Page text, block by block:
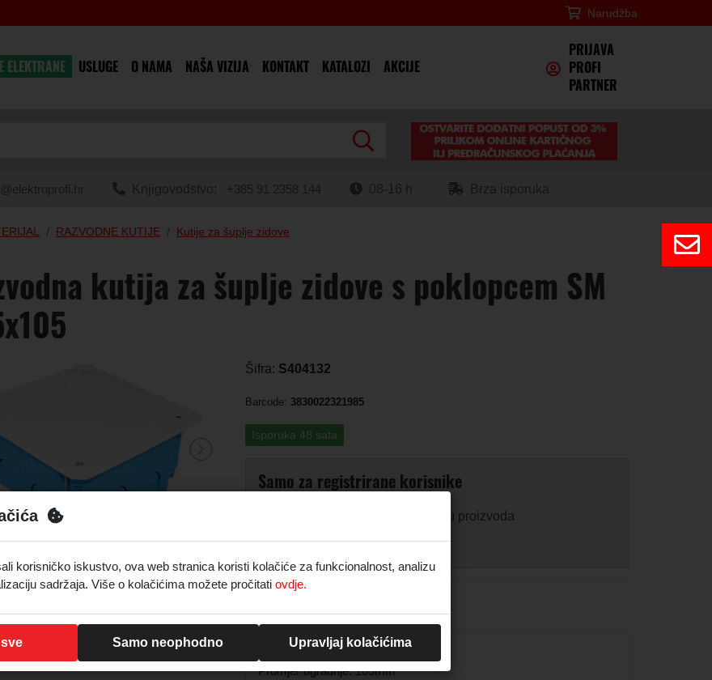
×
Narudžba
ELEKTRANE USLUGE O NAMA NAŠA VIZIJA KONTAKT KATALOZI AKCIJE
PRIJAVA
PROFI
PARTNER
Knjigovodstvo: +385 91 2358 144 08-16 h Brza isporuka
RAZVODNE KUTIJE Kutije za šuplje zidove
kutija za šuplje zidove s poklopcem SM
Šifra: S404132
Barcode: 3830022321985
Isporuka 48 sata
Samo za registrirane korisnike
Registrirajte se za prikaz ili kupnju proizvoda
Prijava
Opis
Dubina: 50mm
Promjer ugradnje: 105mm
korisničko iskustvo, ova web stranica koristi kolačiće za funkcionalnost, analizu
sadržaja. Više o kolačićima možete pročitati ovdje.
Samo neophodno Upravljaj kolačićima